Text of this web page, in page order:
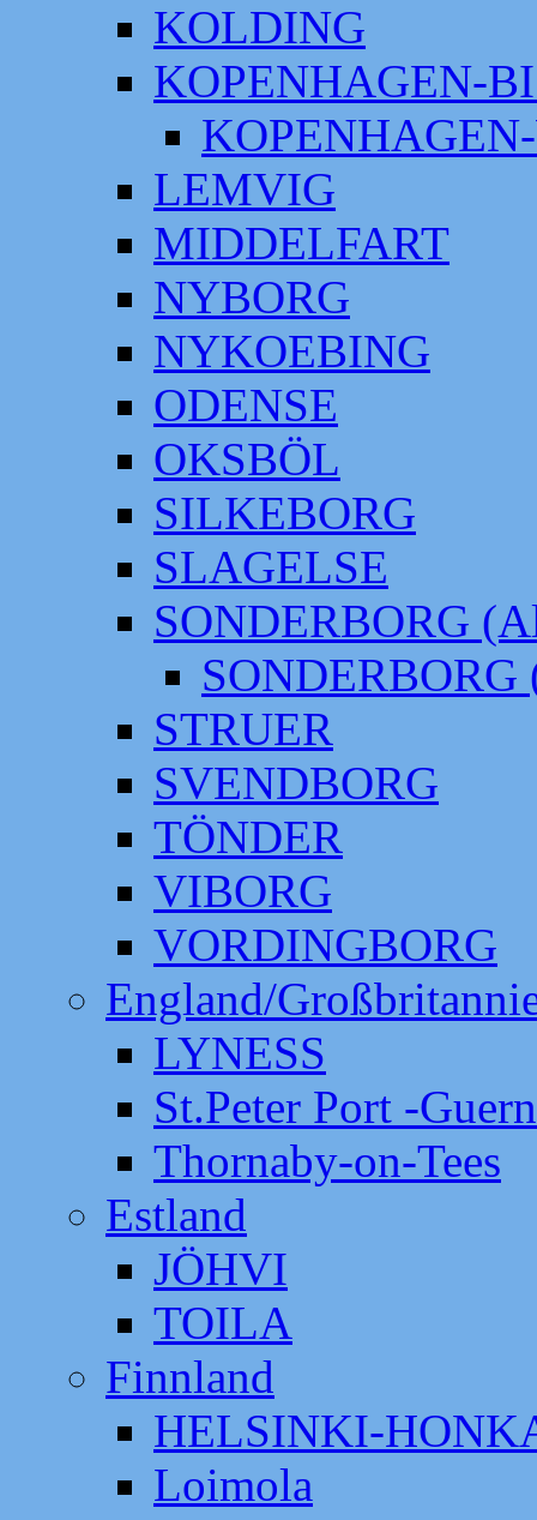
KOLDING
KOPENHAGEN-
LEMVIG
MIDDELFART
NYBORG
NYKOEBING
ODENSE
OKSBÖL
SILKEBORG
SLAGELSE
SONDERBORG
SONDERBORG
STRUER
SVENDBORG
TÖNDER
VIBORG
VORDINGBORG
England/
LYNESS
St.Peter Port -
Thornaby-on-Tees
Estland
JÖHVI
TOILA
Finnland
HELSINKI-
Loimola